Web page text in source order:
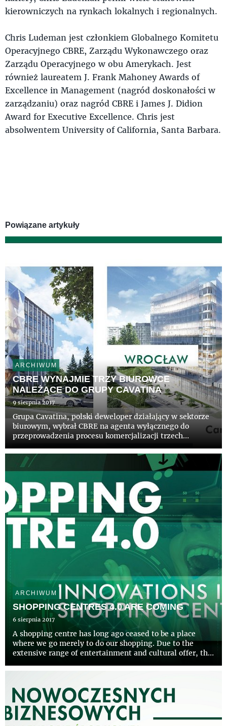
kierowniczych na rynkach lokalnych i regionalnych.
Chris Ludeman jest członkiem Globalnego Komitetu
Operacyjnego CBRE, Zarządu Wykonawczego oraz
Zarządu Operacyjnego w obu Amerykach. Jest
również laureatem J. Frank Mahoney Awards of
Excellence in Management (nagród doskonałości w
zarządzaniu) oraz nagród CBRE i James J. Didion
Award for Executive Excellence. Chris jest
absolwentem University of California, Santa Barbara.
Powiązane artykuły
ARCHIWUM
CBRE WYNAJMIE TRZY BIUROWCE
NALEŻĄCE DO GRUPY CAVATINA
9 sierpnia 2017
Grupa Cavatina, polski deweloper działający w sektorze
biurowym, wybrał CBRE na agenta wyłącznego do
przeprowadzenia procesu komercjalizacji trzech
mkw) w Krakowie, Carbon Tower (ponad 19 tys. mkw) i
Diamentum Office (...
ARCHIWUM
SHOPPING CENTRES 4.0 ARE COMING
6 sierpnia 2017
A shopping centre has long ago ceased to be a place
where we go merely to do our shopping. Due to the
extensive range of entertainment and cultural offer, the
All these elements are supposed to create an experience